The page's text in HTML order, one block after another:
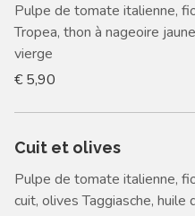
Pulpe de tomate italienne,
Tropea, thon à nageoire
vierge
€ 5,90
Cuit et olives
Pulpe de tomate italienne,
cuit, olives Taggiasche,